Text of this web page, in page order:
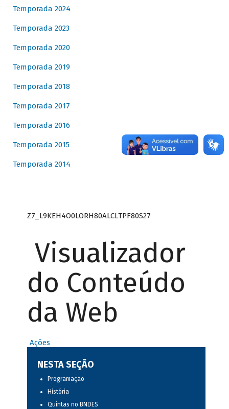
Temporada 2024
Temporada 2023
Temporada 2020
Temporada 2019
Temporada 2018
Temporada 2017
Temporada 2016
Temporada 2015
Temporada 2014
Z7_L9KEH4O0LORH80ALCLTPF80S27
Visualizador
do Conteúdo
da Web
Ações
NESTA SEÇÃO
Programação
História
Quintas no BNDES